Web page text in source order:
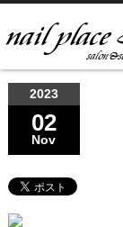
2023
02
Nov